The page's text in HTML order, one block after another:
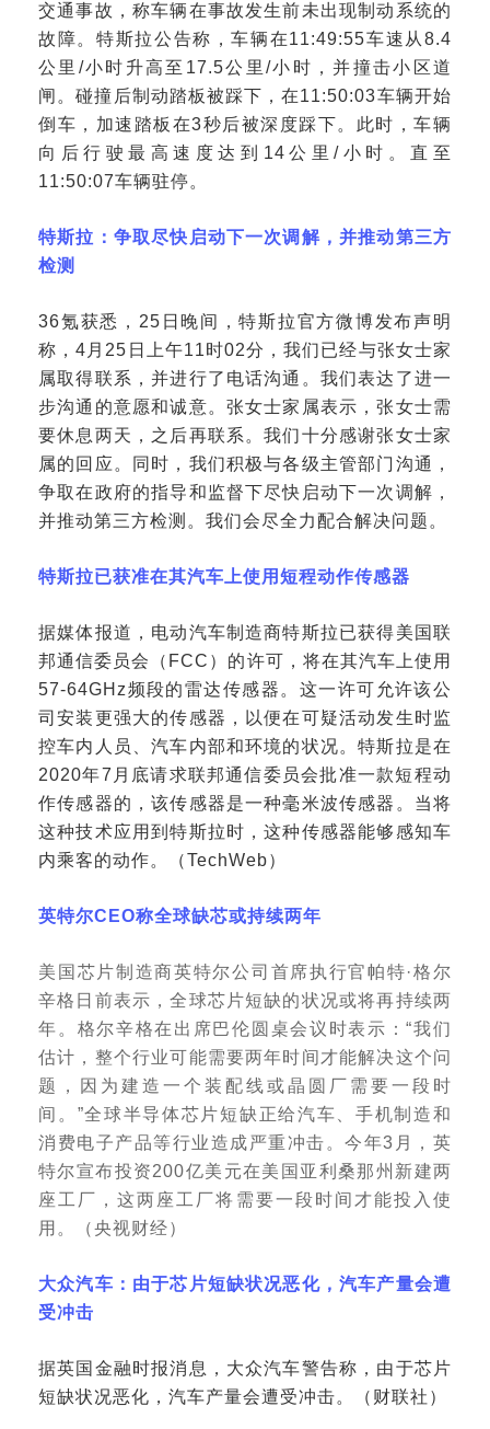
交通事故，称车辆在事故发生前未出现制动系统的
故障。特斯拉公告称，车辆在11:49:55车速从8.4
公里/小时升高至17.5公里/小时，并撞击小区道
闸。碰撞后制动踏板被踩下，在11:50:03车辆开始
倒车，加速踏板在3秒后被深度踩下。此时，车辆
向后行驶最高速度达到14公里/小时。直至
11:50:07车辆驻停。
特斯拉：争取尽快启动下一次调解，并推动第三方
检测
36氪获悉，25日晚间，特斯拉官方微博发布声明
称，4月25日上午11时02分，我们已经与张女士家
属取得联系，并进行了电话沟通。我们表达了进一
步沟通的意愿和诚意。张女士家属表示，张女士需
要休息两天，之后再联系。我们十分感谢张女士家
属的回应。同时，我们积极与各级主管部门沟通，
争取在政府的指导和监督下尽快启动下一次调解，
并推动第三方检测。我们会尽全力配合解决问题。
特斯拉已获准在其汽车上使用短程动作传感器
据媒体报道，电动汽车制造商特斯拉已获得美国联
邦通信委员会（ FCC）的许可，将在其汽车上使用
57-64GHz频段的雷达传感器。这一许可允许该公
司安装更强大的传感器，以便在可疑活动发生时监
控车内人员、汽车内部和环境的状况。特斯拉是在
2020年7月底请求联邦通信委员会批准一款短程动
作传感器的，该传感器是一种毫米波传感器。当将
这种技术应用到特斯拉时，这种传感器能够感知车
内乘客的动作。（TechWeb）
英特尔CEO称全球缺芯或持续两年
美国芯片制造商英特尔公司首席执行官帕特·格尔
辛格日前表示，全球芯片短缺的状况或将再持续两
年。格尔辛格在出席巴伦圆桌会议时表示：“我们
估计，整个行业可能需要两年时间才能解决这个问
题，因为建造一个装配线或晶圆厂需要一段时
间。”全球半导体芯片短缺正给汽车、手机制造和
消费电子产品等行业造成严重冲击。今年3月，英
特尔宣布投资200亿美元在美国亚利桑那州新建两
座工厂，这两座工厂将需要一段时间才能投入使
用。（央视财经）
大众汽车：由于芯片短缺状况恶化，汽车产量会遭
受冲击
据英国金融时报消息，大众汽车警告称，由于芯片
短缺状况恶化，汽车产量会遭受冲击。（财联社）